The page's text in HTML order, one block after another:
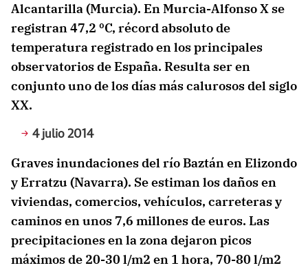
Alcantarilla (Murcia). En Murcia-Alfonso X se
registran 47,2 ºC, récord absoluto de
temperatura registrado en los principales
observatorios de España. Resulta ser en
conjunto uno de los días más calurosos del siglo
XX.
4 julio 2014
Graves inundaciones del río Baztán en Elizondo
y Erratzu (Navarra). Se estiman los daños en
viviendas, comercios, vehículos, carreteras y
caminos en unos 7,6 millones de euros. Las
precipitaciones en la zona dejaron picos
máximos de 20-30 l/m2 en 1 hora, 70-80 l/m2